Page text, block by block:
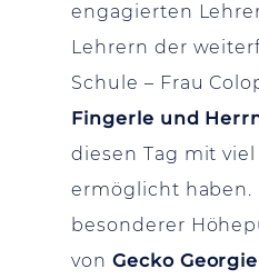
engagierten
Lehrern der
Schule – Frau
Fingerle und
diesen Tag mit viel
ermöglicht haben.
besonderer
von Gecko Georgie